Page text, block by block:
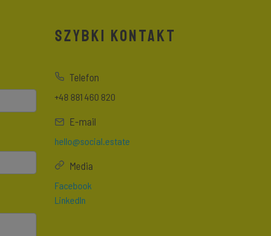
SZYBKI KONTAKT
Telefon
+48 881 460 820
E-mail
hello@social.estate
Media
Facebook
LinkedIn